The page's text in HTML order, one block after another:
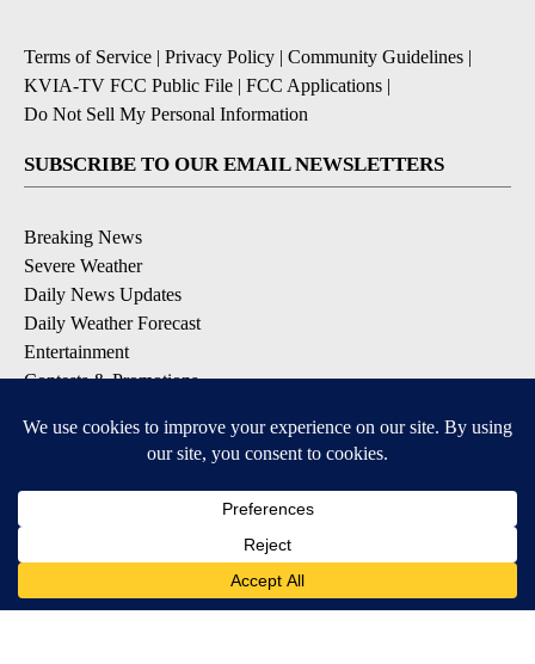
Terms of Service | Privacy Policy | Community Guidelines |
KVIA-TV FCC Public File | FCC Applications |
Do Not Sell My Personal Information
SUBSCRIBE TO OUR EMAIL NEWSLETTERS
Breaking News
Severe Weather
Daily News Updates
Daily Weather Forecast
Entertainment
Contests & Promotions
DOWNLOAD OUR APPS
Available for iOS and Android